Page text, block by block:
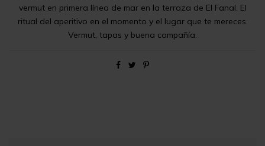
vermut en primera línea de mar en la terraza de El Fanal. El
ritual del aperitivo en el momento y el lugar que te mereces.
Vermut, tapas y buena compañía.